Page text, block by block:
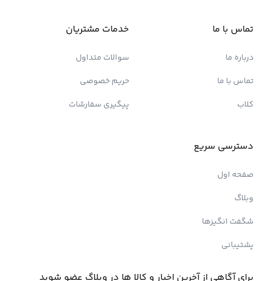
تماس با ما
درباره ما
تماس با ما
کلاب
خدمات مشتریان
سوالات متداول
حریم خصوصی
پیگیری سفارشات
دسترسی سریع
صفحه اول
وبلاگ
شگفت انگیزها
پشتیبانی
برای آگاهی از آخرین اخبار و کالا ها در وبلاگ عضو شوید